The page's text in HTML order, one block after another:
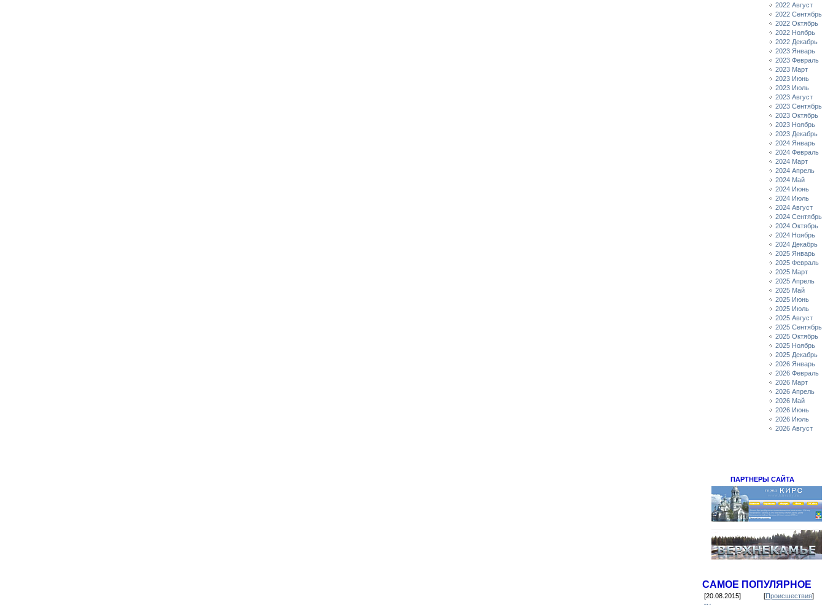
2022 Август
2022 Сентябрь
2022 Октябрь
2022 Ноябрь
2022 Декабрь
2023 Январь
2023 Февраль
2023 Март
2023 Июнь
2023 Июль
2023 Август
2023 Сентябрь
2023 Октябрь
2023 Ноябрь
2023 Декабрь
2024 Январь
2024 Февраль
2024 Март
2024 Апрель
2024 Май
2024 Июнь
2024 Июль
2024 Август
2024 Сентябрь
2024 Октябрь
2024 Ноябрь
2024 Декабрь
2025 Январь
2025 Февраль
2025 Март
2025 Апрель
2025 Май
2025 Июнь
2025 Июль
2025 Август
2025 Сентябрь
2025 Октябрь
2025 Ноябрь
2025 Декабрь
2026 Январь
2026 Февраль
2026 Март
2026 Апрель
2026 Май
2026 Июнь
2026 Июль
2026 Август
ПАРТНЕРЫ САЙТА
САМОЕ ПОПУЛЯРНОЕ
[20.08.2015] [Происшествия]